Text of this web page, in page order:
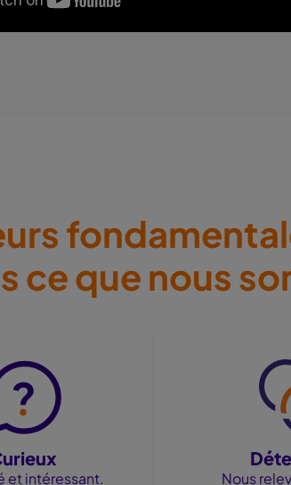
ce que nous
et intéressant. Nous